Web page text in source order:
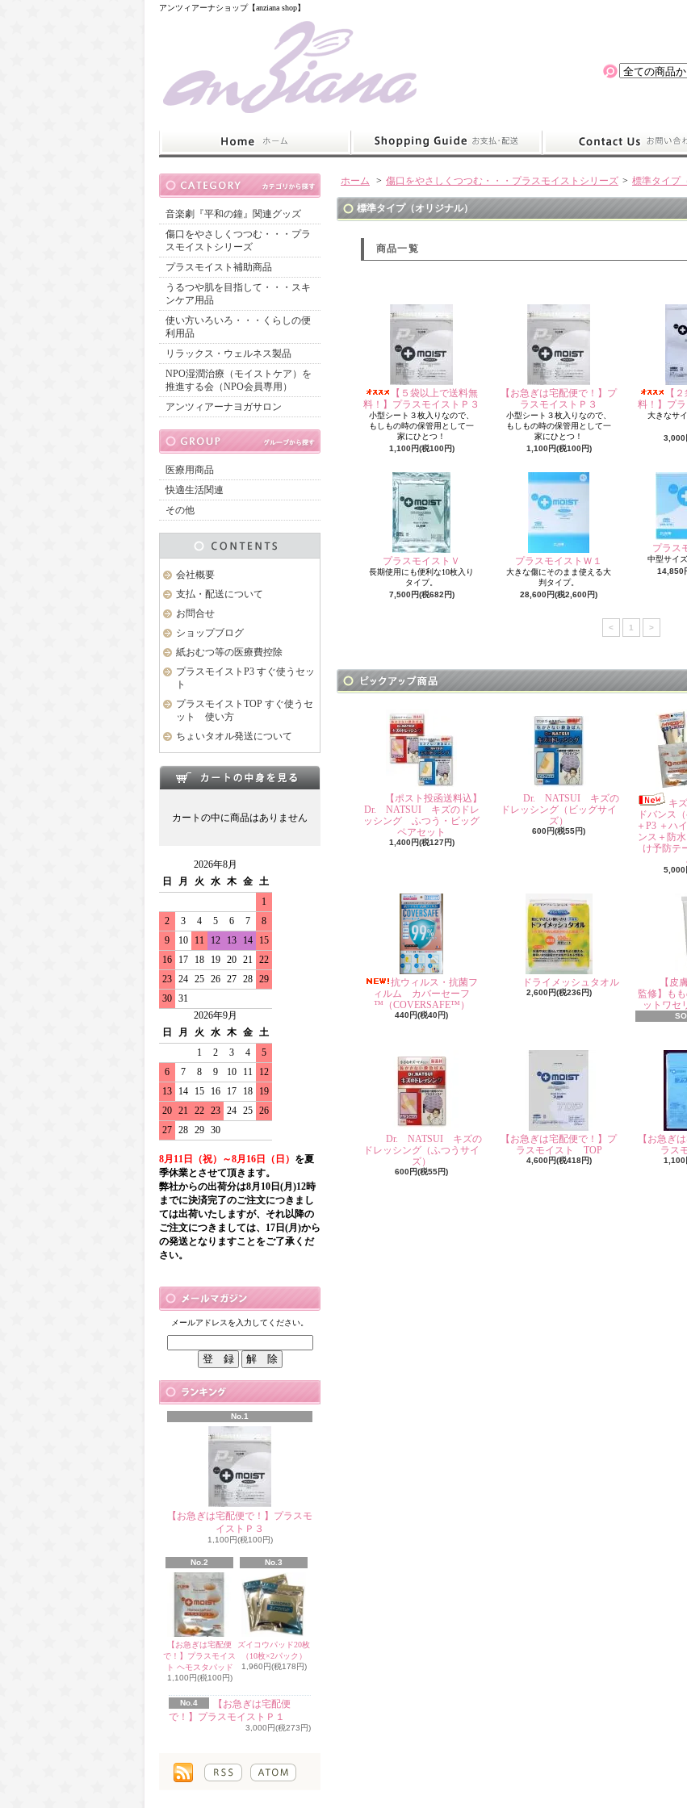
アンツィアーナショップ【anziana shop】
音楽劇『平和の鐘』関連グッズ
傷口をやさしくつつむ・・・プラ
スモイストシリーズ
プラスモイスト補助商品
うるつや肌を目指して・・・スキ
ンケア用品
使い方いろいろ・・・くらしの便
利用品
リラックス・ウェルネス製品
NPO湿潤治療（モイストケア）を
推進する会（NPO会員専用）
アンツィアーナヨガサロン
医療用商品
快適生活関連
その他
会社概要
支払・配送について
お問合せ
ショップブログ
紙おむつ等の医療費控除
プラスモイストP3 すぐ使うセッ
ト
プラスモイストTOP すぐ使うセ
ット 使い方
ちょいタオル発送について
カートの中に商品はありません
2026年8月
日
月 火 水 木 金 土
1
2
3 4 5 6 7
8
9
10 11 12 13 14
15
16
17 18 19 20 21 22
23 24 25 26 27 28 29
30 31
2026年9月
日
月 火 水 木 金 土
1
2 3 4
5
6
7 8 9 10 11
12
13
14 15 16 17 18
19
20 21 22 23 24 25 26
27 28 29 30
8月11日（祝）～8月16日（日） を夏
季休業とさせて頂きます。
弊社からの出荷分は8月10日(月)12時
までに決済完了のご注文につきまし
ては出荷いたしますが、それ以降の
ご注文につきましては、17日(月)から
の発送となりますことをご了承くだ
さい。
メールアドレスを入力してください。
No.1
【お急ぎは宅配便で！】プラスモ
イストＰ３
1,100円(税100円)
No.2
【お急ぎは宅配便
で！】プラスモイス
ト ヘモスタパッド
1,100円(税100円)
No.3
ズイコウパッド20枚
（10枚×2パック）
1,960円(税178円)
No.4
【お急ぎは宅配便
で！】プラスモイストＰ１
3,000円(税273円)
ホーム > 傷口をやさしくつつむ・・・プラスモイストシリーズ > 標準タイプ
標準タイプ（オリジナル）
商品一覧
【５袋以上で送料無
料！】プラスモイストＰ３
小型シート３枚入りなので、
もしもの時の保管用として一
家にひとつ！
1,100円(税100円)
【お急ぎは宅配便で！】プ
ラスモイストＰ３
小型シート３枚入りなので、
もしもの時の保管用として一
家にひとつ！
1,100円(税100円)
【
料！】プ
大きなサ
3,000
プラスモイストＶ
長期使用にも便利な10枚入り
タイプ。
7,500円(税682円)
プラスモイストＷ１
大きな傷にそのまま使える大
判タイプ。
28,600円(税2,600円)
プラス
中型サイ
14,850
< 1 >
【ポスト投函送料込】
Dr. NATSUI キズのドレ
ッシング ふつう・ビッグ
ペアセット
1,400円(税127円)
Dr. NATSUI キズの
ドレッシング（ビッグサイ
ズ）
600円(税55円)
キ
ドバンス
＋P3 ＋ハ
ンス＋防
け予防テ
5,000
抗ウィルス・抗菌フ
ィルム カバーセーフ
™（COVERSAFE™）
440円(税40円)
ドライメッシュタオル
2,600円(税236円)
【皮
監修】も
ットワセ
Dr. NATSUI キズの
ドレッシング（ふつうサイ
ズ）
600円(税55円)
【お急ぎは宅配便で！】プ
ラスモイスト TOP
4,600円(税418円)
【お急ぎ
ラス
1,100